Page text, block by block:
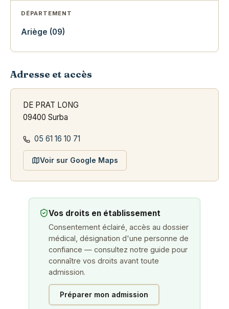
DÉPARTEMENT
Ariège (09)
Adresse et accès
DE PRAT LONG
09400 Surba
05 61 16 10 71
Voir sur Google Maps
Vos droits en établissement
Consentement éclairé, accès au dossier
médical, désignation d'une personne de
confiance — consultez notre guide pour
connaître vos droits avant toute
admission.
Préparer mon admission